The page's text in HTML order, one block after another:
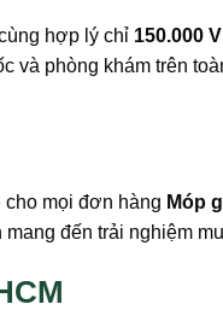
hợp lý chỉ 150.000
và phòng khám trên
cho mọi đơn hàng Móp
đến trải nghiệm